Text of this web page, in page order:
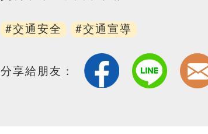
#交通安全 #交通宣導
分享給朋友：